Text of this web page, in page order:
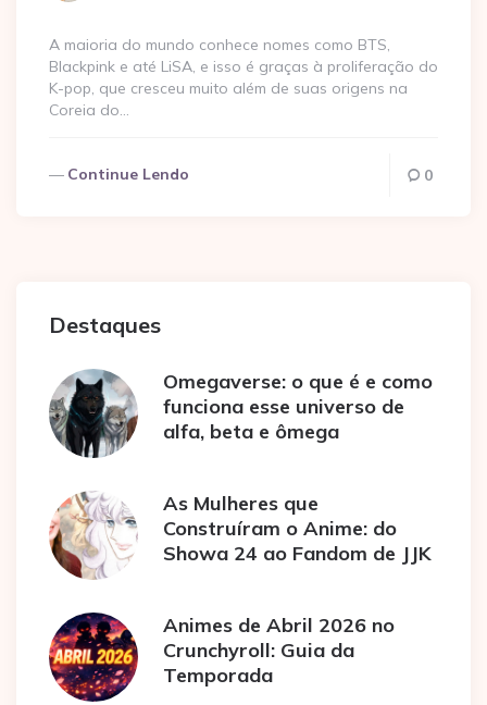
A maioria do mundo conhece nomes como BTS,
Blackpink e até LiSA, e isso é graças à proliferação do
K-pop, que cresceu muito além de suas origens na
Coreia do…
Continue Lendo 0
Destaques
Omegaverse: o que é e como
funciona esse universo de
alfa, beta e ômega
As Mulheres que
Construíram o Anime: do
Showa 24 ao Fandom de JJK
Animes de Abril 2026 no
Crunchyroll: Guia da
Temporada